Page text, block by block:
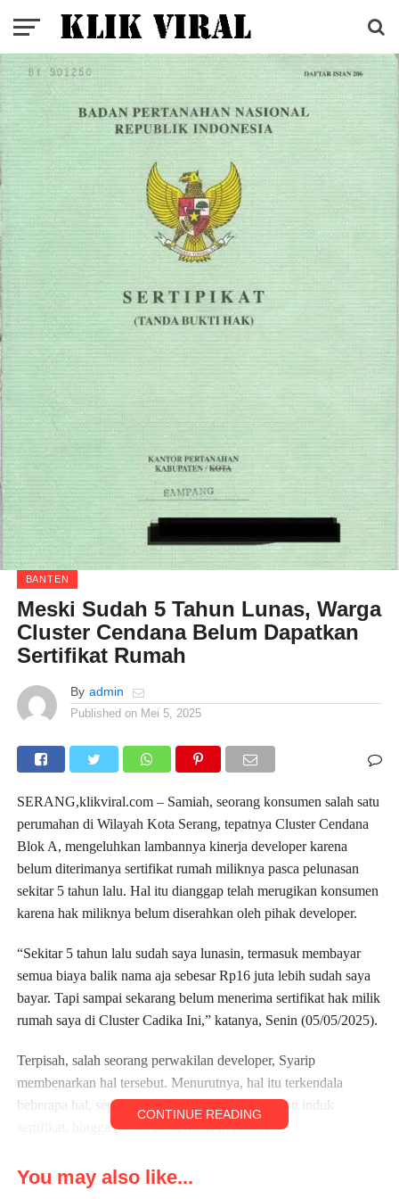
BANTEN
Meski Sudah 5 Tahun Lunas, Warga
Cluster Cendana Belum Dapatkan
Sertifikat Rumah
By admin
Published on Mei 5, 2025
SERANG,klikviral.com – Samiah, seorang konsumen salah satu
perumahan di Wilayah Kota Serang, tepatnya Cluster Cendana
Blok A, mengeluhkan lambannya kinerja developer karena
belum diterimanya sertifikat rumah miliknya pasca pelunasan
sekitar 5 tahun lalu. Hal itu dianggap telah merugikan konsumen
karena hak miliknya belum diserahkan oleh pihak developer.
“Sekitar 5 tahun lalu sudah saya lunasin, termasuk membayar
semua biaya balik nama aja sebesar Rp16 juta lebih sudah saya
bayar. Tapi sampai sekarang belum menerima sertifikat hak milik
rumah saya di Cluster Cadika Ini,” katanya, Senin (05/05/2025).
Terpisah, salah seorang perwakilan developer, Syarip
membenarkan hal tersebut. Menurutnya, hal itu terkendala
beberapa hal, seperti adanya Covid 19, pemisahan induk
sertifikat, hingga proses balik nama di Notaris.
“Saya tidak tahu pastinya untuk pelunasan. Tapi ada
kemungkinan terkendala Covid 19. Karena penandatanganan
CONTINUE READING
You may also like...